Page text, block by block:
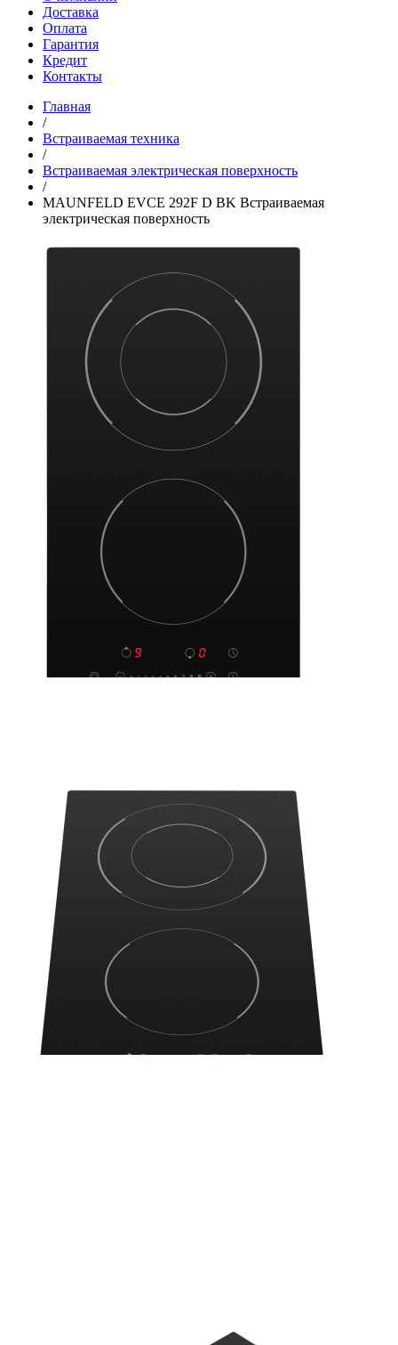
Доставка
Оплата
Гарантия
Кредит
Контакты
Главная
/
Встраиваемая техника
/
Встраиваемая электрическая поверхность
/
MAUNFELD EVCE 292F D BK Встраиваемая
электрическая поверхность